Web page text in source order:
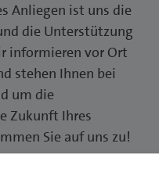
Anliegen ist uns die
die Unterstützung
informieren vor Ort
stehen Ihnen bei
um die
Zukunft Ihres
Sie auf uns zu!
neuesten Trends